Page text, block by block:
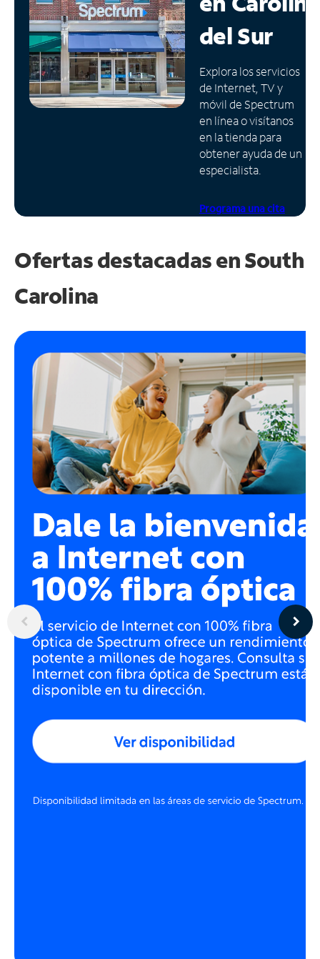
Administrar
cuenta
Encuentra
una
tienda
del Sur
Explora los servicios
de Internet, TV y
móvil de Spectrum
en línea o visítanos
en la tienda para
obtener ayuda de un
especialista.
Programa una cita
Ofertas destacadas enSouth
Carolina